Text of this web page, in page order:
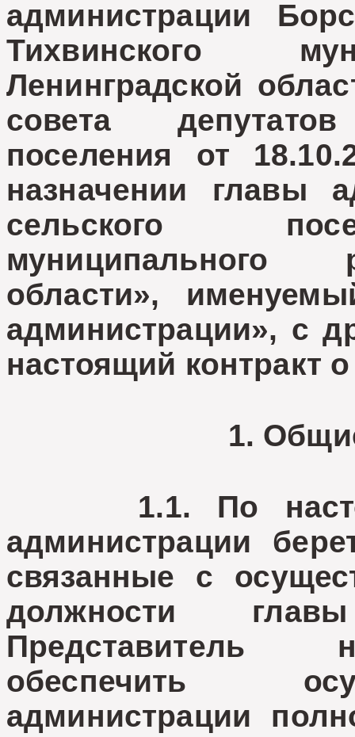
администрации
Тихвинского
Ленинградской
совета
поселения от
назначении главы
сельского
муниципального
области»,
администрации», с
настоящий контракт
1.
1.1. По
администрации
связанные с
должности
Представитель
обеспечить
администрации